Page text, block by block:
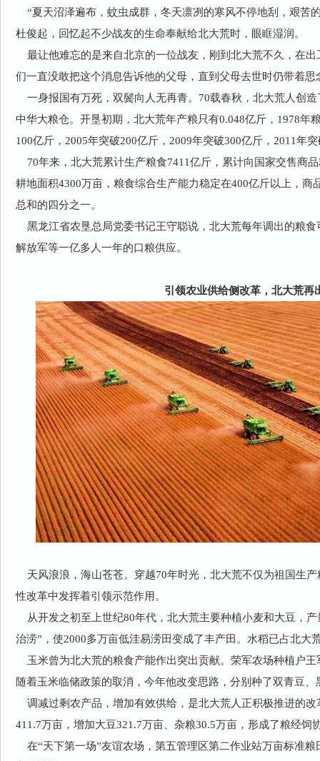
“夏天沼泽遍布，蚊虫成群，冬天凛冽的寒风不停地刮，艰苦
杜俊起，回忆起不少战友的生命奉献给北大荒时，眼眶湿润。
最让他难忘的是来自北京的一位战友，刚到北大荒不久，在
们一直没敢把这个消息告诉他的父母，直到父母去世时仍带着思
一身报国有万死，双鬓向人无再青。70载春秋，北大荒人创
中华大粮仓。开垦初期，北大荒年产粮只有0.048亿斤，1978年
100亿斤，2005年突破200亿斤，2009年突破300亿斤，2011年
70年来，北大荒累计生产粮食7411亿斤，累计向国家交售商
耕地面积4300万亩，粮食综合生产能力稳定在400亿斤以上，商
总和的四分之一。
黑龙江省农垦总局党委书记王守聪说，北大荒每年调出的粮
解放军等一亿多人一年的口粮供应。
引领农业供给侧改革，北大荒再
天风浪浪，海山苍苍。穿越70年时光，北大荒不仅为祖国生
性改革中发挥着引领示范作用。
从开发之初至上世纪80年代，北大荒主要种植小麦和大豆，产
治涝”，使2000多万亩低洼易涝田变成了丰产田。水稻已占北大
玉米曾为北大荒的粮食产能作出突出贡献。荣军农场种植户王
随着玉米临储政策的取消，今年他改变思路，分别种了双青豆
调减过剩农产品，增加有效供给，是北大荒人正积极推进的改
411.7万亩，增加大豆321.7万亩、杂粮30.5万亩，形成了粮经饲
在“天下第一场”友谊农场，第五管理区第二作业站万亩标准粮